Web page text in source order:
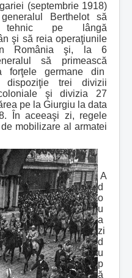
(septembrie 1918)
Berthelot să
tehnic pe lângă
şi să reia operaţiunile
România şi, la 6
să primească
germane din
dispoziţie trei divizii
şi divizia 27
pe la Giurgiu la data
În aceeaşi zi, regele
mobilizare al armatei
A
d
o
u
a
zi
d
u
p
ă